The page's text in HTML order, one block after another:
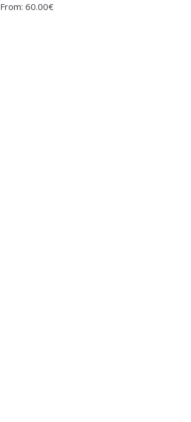
From: 60.00€